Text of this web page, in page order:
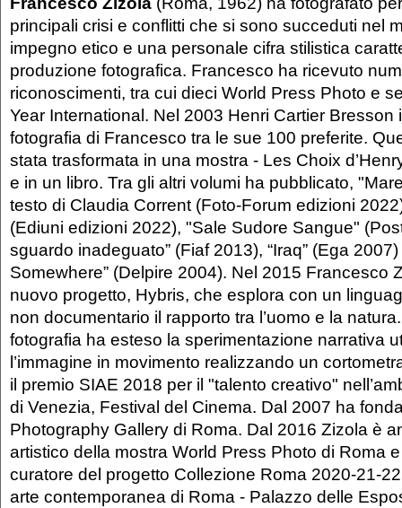
principali crisi e conflitti che si sono succeduti nel
impegno etico e una personale cifra stilistica
produzione fotografica. Francesco ha ricevuto
riconoscimenti, tra cui dieci World Press Photo e
Year International. Nel 2003 Henri Cartier Bresson
fotografia di Francesco tra le sue 100 preferite.
stata trasformata in una mostra - Les Choix
e in un libro. Tra gli altri volumi ha pubblicato,
testo di Claudia Corrent (Foto-Forum edizioni
(Ediuni edizioni 2022), "Sale Sudore Sangue"
sguardo inadeguato” (Fiaf 2013), “Iraq” (Ega
Somewhere” (Delpire 2004). Nel 2015 Francesco
nuovo progetto, Hybris, che esplora con un
non documentario il rapporto tra l’uomo e la
fotografia ha esteso la sperimentazione narrativa
l’immagine in movimento realizzando un
il premio SIAE 2018 per il "talento creativo"
di Venezia, Festival del Cinema. Dal 2007 ha
Photography Gallery di Roma. Dal 2016 Zizola è
artistico della mostra World Press Photo di Roma
curatore del progetto Collezione Roma 2020-21-
arte contemporanea di Roma - Palazzo delle